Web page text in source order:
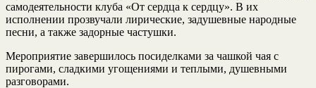
самодеятельности клуба «От сердца к сердцу». В их
исполнении прозвучали лирические, задушевные народные
песни, а также задорные частушки.
Мероприятие завершилось посиделками за чашкой чая с
пирогами, сладкими угощениями и теплыми, душевными
разговорами.